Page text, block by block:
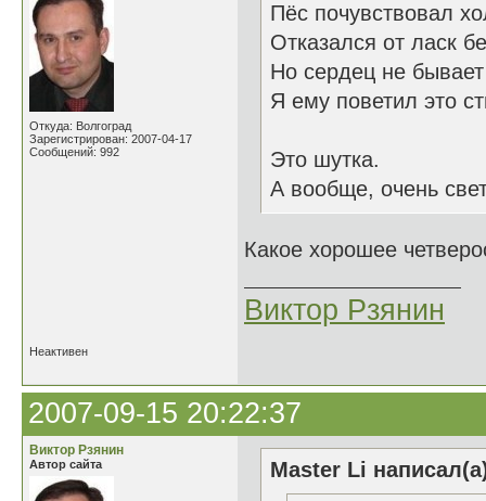
Откуда: Волгоград
Зарегистрирован: 2007-04-17
Сообщений: 992
Пёс почувствовал
Отказался от ласк
Но сердец не
Я ему поветил это
Это шутка.
А вообще, очень
Какое хорошее
Виктор Рзянин
Неактивен
2007-09-15 20:22:37
Виктор Рзянин
Автор сайта
Master Li